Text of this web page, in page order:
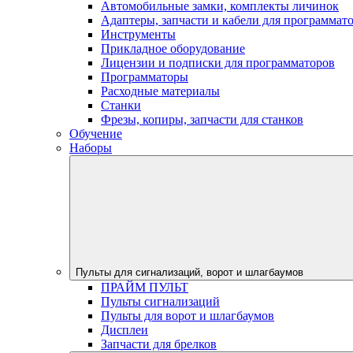
Автомобильные замки, комплекты личинок
Адаптеры, запчасти и кабели для
Инструменты
Прикладное оборудование
Лицензии и подписки для программаторов
Программаторы
Расходные материалы
Станки
Фрезы, копиры, запчасти для станков
Обучение
Наборы
Пульты для сигнализаций, ворот и шлагбаумов
ПРАЙМ ПУЛЬТ
Пульты сигнализаций
Пульты для ворот и шлагбаумов
Дисплеи
Запчасти для брелков